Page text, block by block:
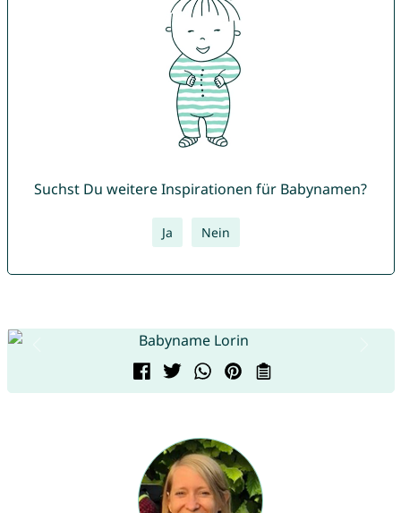
Suchst Du weitere Inspirationen für Babynamen?
Ja Nein